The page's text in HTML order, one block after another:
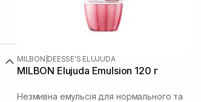
MILBON DEESSE'S ELUJUDA
MILBON Elujuda Emulsion 120 г
Незмивна емульсія для нормального та